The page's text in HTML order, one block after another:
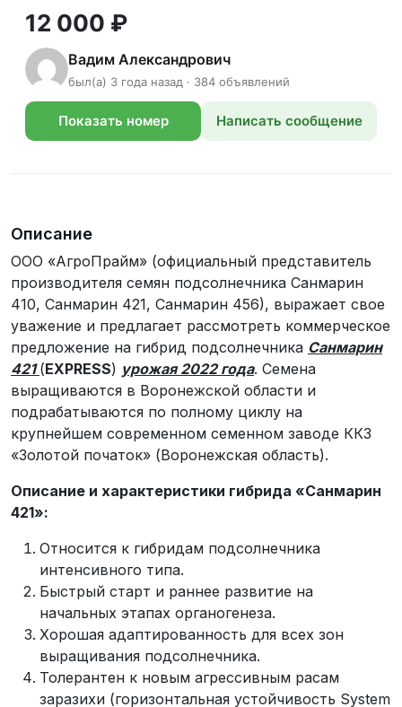
12 000 ₽
Вадим Александрович
был(а) 3 года назад · 384 объявлений
Показать номер Написать сообщение
Описание
ООО «АгроПрайм» (официальный представитель
производителя семян подсолнечника Санмарин
410, Санмарин 421, Санмарин 456), выражает свое
уважение и предлагает рассмотреть коммерческое
предложение на гибрид подсолнечника Санмарин
421(EXPRESS) урожая 2022 года. Семена
выращиваются в Воронежской области и
подрабатываются по полному циклу на
крупнейшем современном семенном заводе ККЗ
«Золотой початок» (Воронежская область).
Описание и характеристики гибрида «Санмарин
421»:
Относится к гибридам подсолнечника
интенсивного типа.
Быстрый старт и раннее развитие на
начальных этапах органогенеза.
Хорошая адаптированность для всех зон
выращивания подсолнечника.
Толерантен к новым агрессивным расам
заразихи (горизонтальная устойчивость System